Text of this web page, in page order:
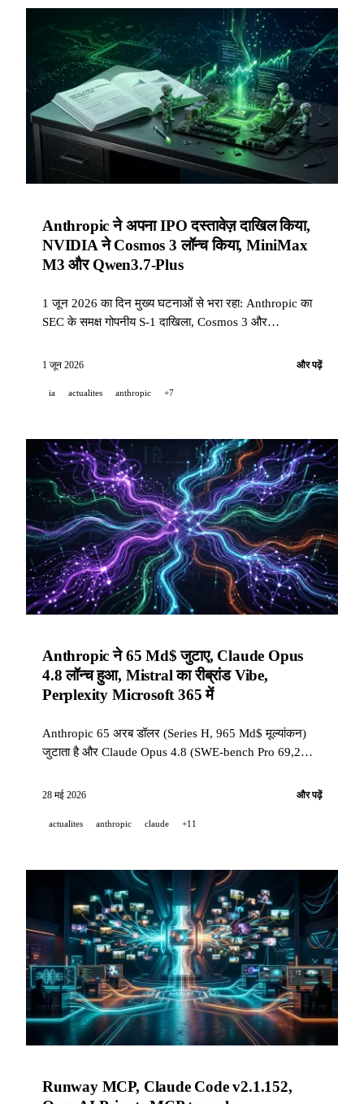
Anthropic ने अपना IPO दस्तावेज़ दाखिल किया,
NVIDIA ने Cosmos 3 लॉन्च किया, MiniMax
M3 और Qwen3.7-Plus
1 जून 2026 का दिन मुख्य घटनाओं से भरा रहा: Anthropic का
SEC के समक्ष गोपनीय S-1 दाखिला, Cosmos 3 और
M3 open-weight, Luma OPAL Lab, Qwen3.7-Plus और
1 जून 2026 और पढ़ें
ia actualites anthropic +7
Anthropic ने 65 Md$ जुटाए, Claude Opus
4.8 लॉन्च हुआ, Mistral का रीब्रांड Vibe,
Perplexity Microsoft 365 में
Anthropic 65 अरब डॉलर (Series H, 965 Md$ मूल्यांकन)
जुटाता है और Claude Opus 4.8 (SWE-bench Pro 69,2%)
करता है। Perplexity Computer Word, Excel, PowerPoint
28 मई 2026 और पढ़ें
actualites anthropic claude +11
Runway MCP, Claude Code v2.1.152,